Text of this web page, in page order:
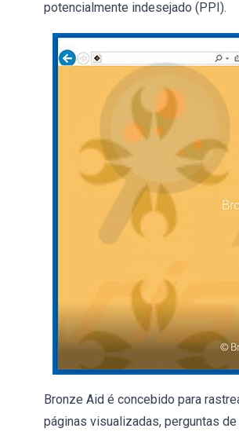
potencialmente indesejado (PPI).
Bronze Aid é concebido para
páginas visualizadas, perguntas